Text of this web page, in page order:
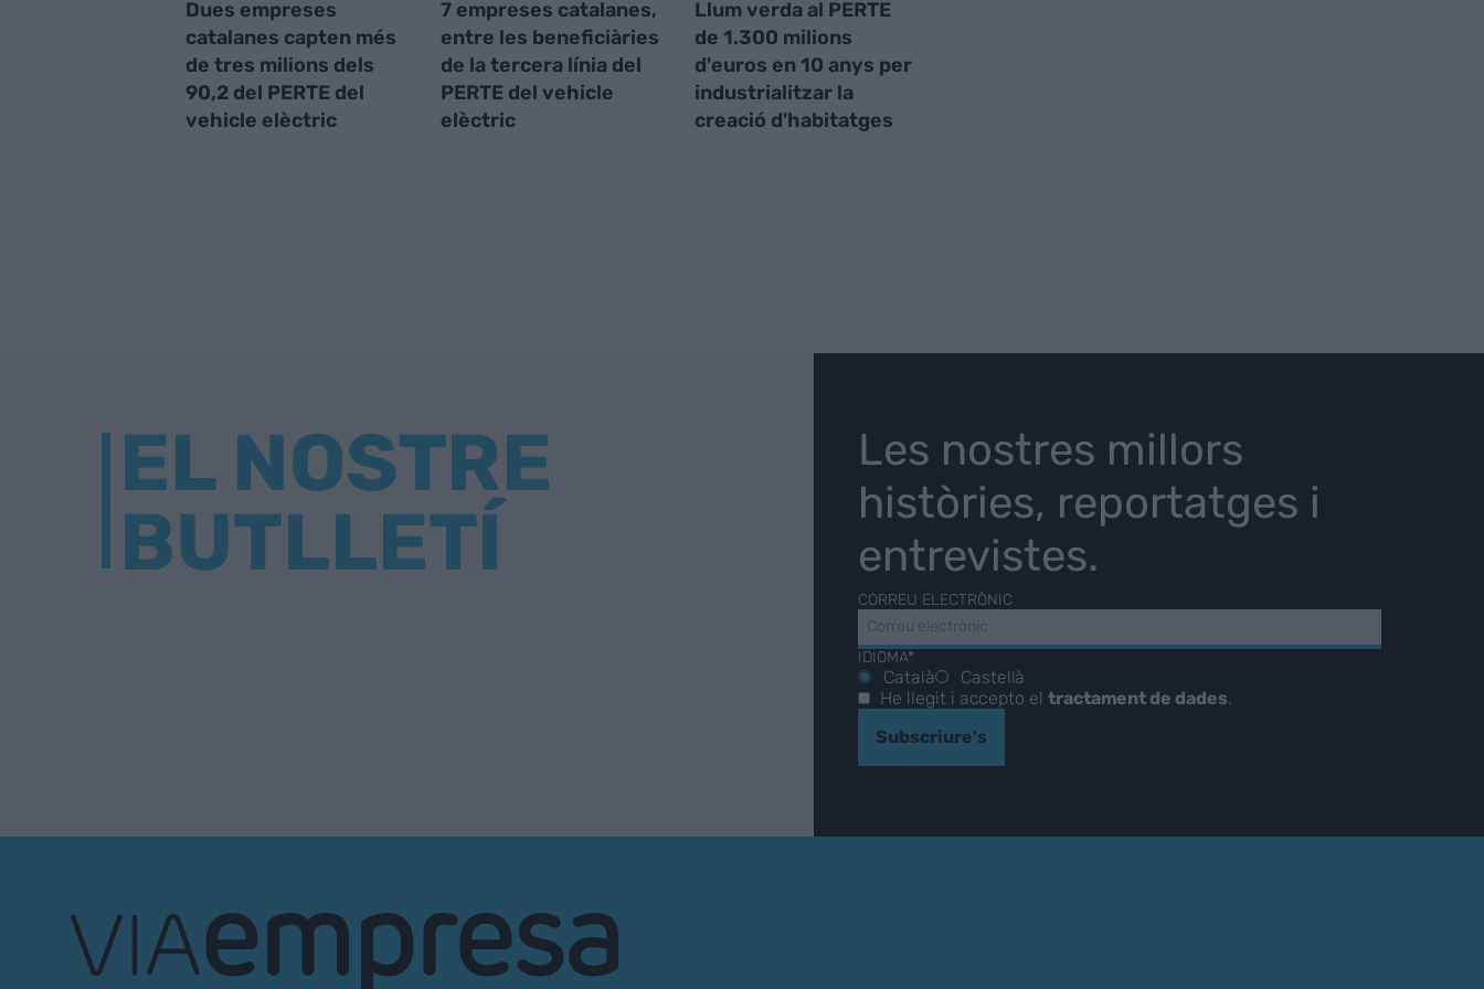
Dues empreses
catalanes capten més
de tres milions dels
90,2 del PERTE del
vehicle elèctric
7 empreses catalanes,
entre les beneficiàries
de la tercera línia del
PERTE del vehicle
elèctric
Llum verda al PERTE
de 1.300 milions
d'euros en 10 anys per
industrialitzar la
creació d'habitatges
EL NOSTRE
BUTLLETÍ
Les nostres millors
històries, reportatges i
entrevistes.
CORREU ELECTRÒNIC
IDIOMA*
Català
Castellà
He llegit i accepto el tractament de dades.
Subscriure's